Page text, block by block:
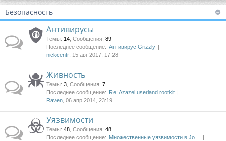
Безопасность
Антивирусы
Темы: 14 Сообщения: 89
Последнее сообщение: Антивирус Grizzly
nickcentr , 15 авг 2017, 17:28
Живность
Темы: 3 Сообщения: 7
Последнее сообщение: Re: Azazel userland rootkit
Raven , 06 апр 2014, 23:19
Уязвимости
Темы: 48 Сообщения: 48
Последнее сообщение: Множественные уязвимости в Jo…